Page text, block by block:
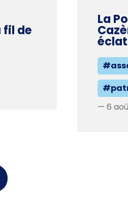
fil de
La
— 6